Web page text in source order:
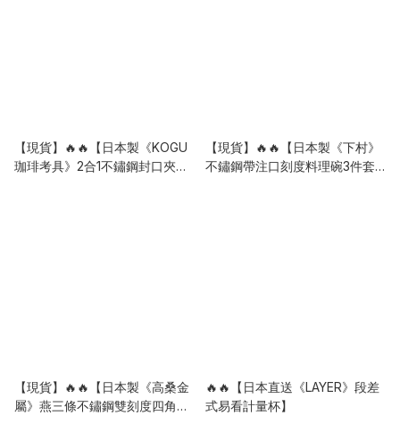
【現貨】🔥🔥【日本製《KOGU
珈琲考具》2合1不鏽鋼封口夾連
【現貨】🔥🔥【日本製《下村》
不鏽鋼帶注口刻度料理碗3件套
【現貨】🔥🔥【日本製《高桑金
屬》燕三條不鏽鋼雙刻度四角計
🔥🔥【日本直送《LAYER》段差
式易看計量杯】